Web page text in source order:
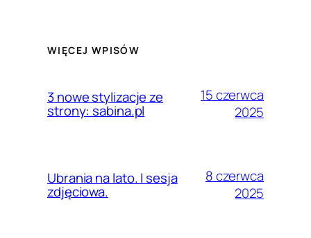
WIĘCEJ WPISÓW
3 nowe stylizacje ze
strony: sabina.pl
15 czerwca
2025
Ubrania na lato. I sesja
zdjęciowa.
8 czerwca
2025